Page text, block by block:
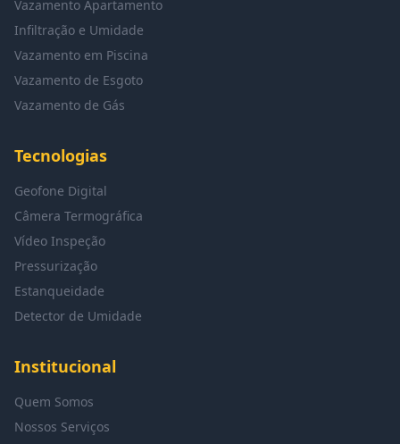
Vazamento Apartamento
Infiltração e Umidade
Vazamento em Piscina
Vazamento de Esgoto
Vazamento de Gás
Tecnologias
Geofone Digital
Câmera Termográfica
Vídeo Inspeção
Pressurização
Estanqueidade
Detector de Umidade
Institucional
Quem Somos
Nossos Serviços